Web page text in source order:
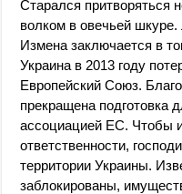
Старался притворяться
волком в овечьей
Измена заключается в
Украина в 2013 году
Европейский Союз.
прекращена подготовка
ассоциацией ЕС. Чтобы
ответственности,
территории Украины.
заблокированы,